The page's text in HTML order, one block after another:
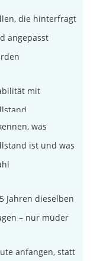
die hinterfragt
angepasst
mit
was
ist und was
Jahren dieselben
– nur müder
anfangen, statt